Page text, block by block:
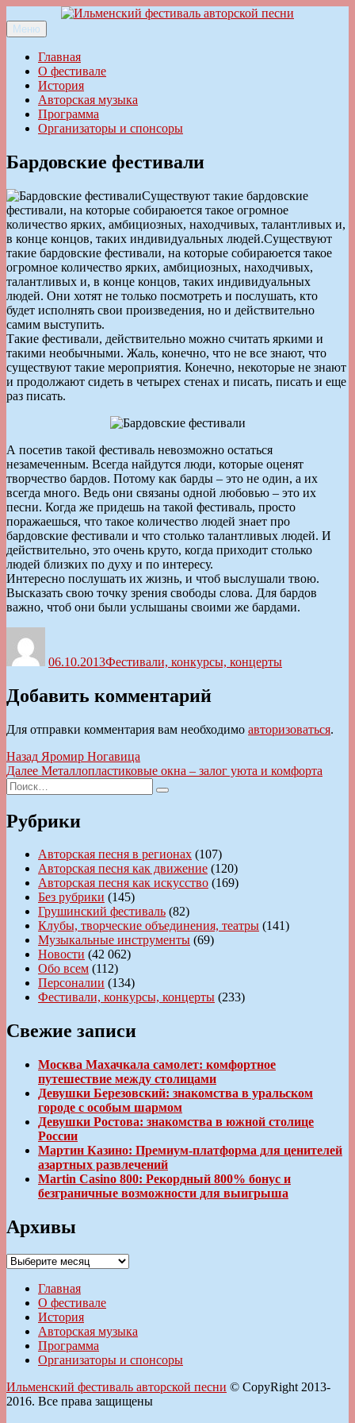
к
содержимому
Ильменский фестиваль авторской песни
Меню
Главная
О фестивале
История
Авторская музыка
Программа
Организаторы и спонсоры
Бардовские фестивали
Существуют такие бардовские
фестивали, на которые собираюется такое огромное
количество ярких, амбициозных, находчивых, талантливых и,
в конце концов, таких индивидуальных людей.Существуют
такие бардовские фестивали, на которые собираюется такое
огромное количество ярких, амбициозных, находчивых,
талантливых и, в конце концов, таких индивидуальных
людей. Они хотят не только посмотреть и послушать, кто
будет исполнять свои произведения, но и действительно
самим выступить.
Такие фестивали, действительно можно считать яркими и
такими необычными. Жаль, конечно, что не все знают, что
существуют такие мероприятия. Конечно, некоторые не знают
и продолжают сидеть в четырех стенах и писать, писать и еще
раз писать.
А посетив такой фестиваль невозможно остаться
незамеченным. Всегда найдутся люди, которые оценят
творчество бардов. Потому как барды – это не один, а их
всегда много. Ведь они связаны одной любовью – это их
песни. Когда же придешь на такой фестиваль, просто
поражаешься, что такое количество людей знает про
бардовские фестивали и что столько талантливых людей. И
действительно, это очень круто, когда приходит столько
людей близких по духу и по интересу.
Интересно послушать их жизнь, и чтоб выслушали твою.
Высказать свою точку зрения свободы слова. Для бардов
важно, чтоб они были услышаны своими же бардами.
06.10.2013Фестивали, конкурсы, концерты
Добавить комментарий
Для отправки комментария вам необходимо авторизоваться.
Навигация
по
записям
Назад Предыдущая
запись:
Яромир Ногавица
Далее Следующая
Металлопластиковые окна – залог уюта и комфорта
Искать:
Поиск
Рубрики
Авторская песня в регионах (107)
Авторская песня как движение (120)
Авторская песня как искусство (169)
Без рубрики (145)
Грушинский фестиваль (82)
Клубы, творческие объединения, театры (141)
Музыкальные инструменты (69)
Новости (42 062)
Обо всем (112)
Персоналии (134)
Фестивали, конкурсы, концерты (233)
Свежие записи
Москва Махачкала самолет: комфортное
путешествие между столицами
Девушки Березовский: знакомства в уральском
городе с особым шармом
Девушки Ростова: знакомства в южной столице
России
Мартин Казино: Премиум-платформа для ценителей
азартных развлечений
Martin Casino 800: Рекордный 800% бонус и
безграничные возможности для выигрыша
Архивы
Архивы
Главная
О фестивале
История
Авторская музыка
Программа
Организаторы и спонсоры
Ильменский фестиваль авторской песни © CopyRight 2013-
2016. Все права защищены